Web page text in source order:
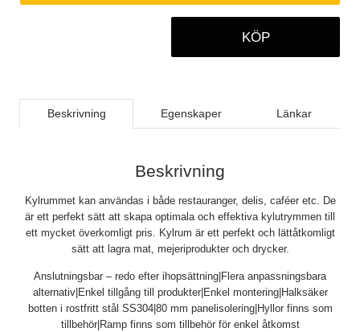
KÖP
Beskrivning Egenskaper Länkar
Beskrivning
Kylrummet kan användas i både restauranger, delis, caféer etc. De
är ett perfekt sätt att skapa optimala och effektiva kylutrymmen till
ett mycket överkomligt pris. Kylrum är ett perfekt och lättåtkomligt
sätt att lagra mat, mejeriprodukter och drycker.
Anslutningsbar – redo efter ihopsättning|Flera anpassningsbara
alternativ|Enkel tillgång till produkter|Enkel montering|Halksäker
botten i rostfritt stål SS304|80 mm panelisolering|Hyllor finns som
tillbehör|Ramp finns som tillbehör för enkel åtkomst